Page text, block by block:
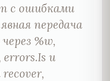
с ошибками
передача
%w,
и